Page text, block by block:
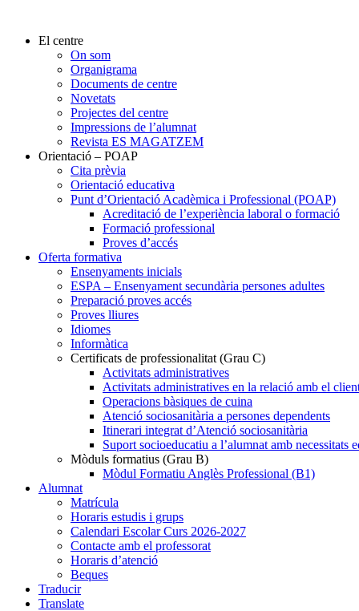
El centre
On som
Organigrama
Documents de centre
Novetats
Projectes del centre
Impressions de l’alumnat
Revista ES MAGATZEM
Orientació – POAP
Cita prèvia
Orientació educativa
Punt d’Orientació Acadèmica i Professional (POAP)
Acreditació de l’experiència laboral o formació
Formació professional
Proves d’accés
Oferta formativa
Ensenyaments inicials
ESPA – Ensenyament secundària persones adultes
Preparació proves accés
Proves lliures
Idiomes
Informàtica
Certificats de professionalitat (Grau C)
Activitats administratives
Activitats administratives en la relació amb el
Operacions bàsiques de cuina
Atenció sociosanitària a persones dependents
Itinerari integrat d’Atenció sociosanitària
Suport socioeducatiu a l’alumnat amb necessitats
Mòduls formatius (Grau B)
Mòdul Formatiu Anglès Professional (B1)
Alumnat
Matrícula
Horaris estudis i grups
Calendari Escolar Curs 2026-2027
Contacte amb el professorat
Horaris d’atenció
Beques
Traducir
Translate